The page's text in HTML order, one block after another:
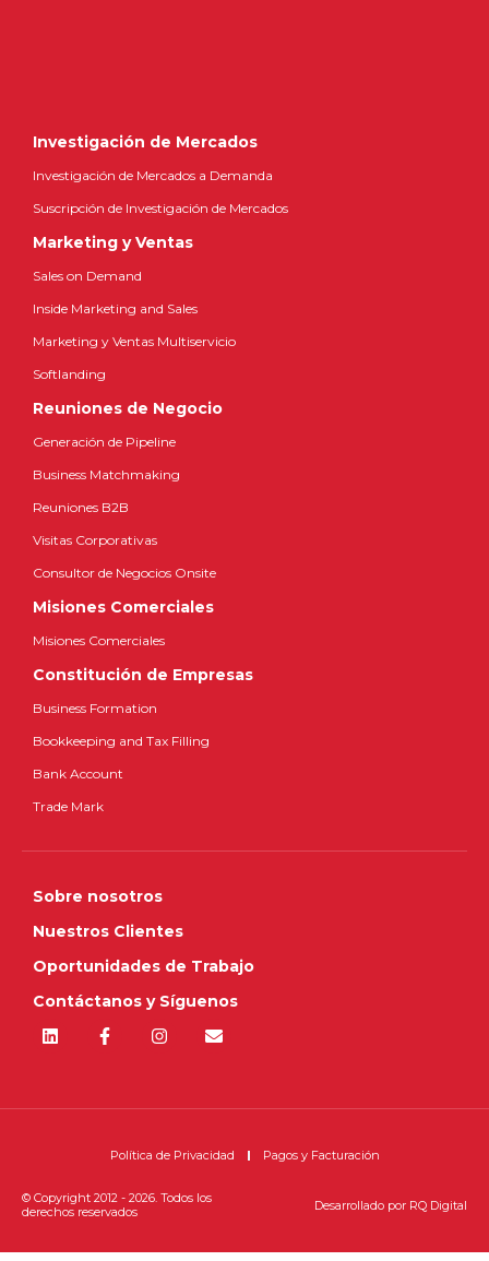
Investigación de Mercados
Investigación de Mercados a Demanda
Suscripción de Investigación de Mercados
Marketing y Ventas
Sales on Demand
Inside Marketing and Sales
Marketing y Ventas Multiservicio
Softlanding
Reuniones de Negocio
Generación de Pipeline
Business Matchmaking
Reuniones B2B
Visitas Corporativas
Consultor de Negocios Onsite
Misiones Comerciales
Misiones Comerciales
Constitución de Empresas
Business Formation
Bookkeeping and Tax Filling
Bank Account
Trade Mark
Sobre nosotros
Nuestros Clientes
Oportunidades de Trabajo
Contáctanos y Síguenos
© Copyright 2012 - 2026. Todos los
derechos reservados
Política de Privacidad Pagos y Facturación
Desarrollado por RQ Digital